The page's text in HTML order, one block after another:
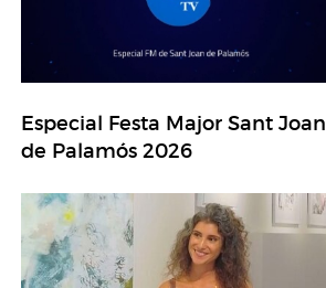
Especial Festa Major Sant Joan
de Palamós 2026